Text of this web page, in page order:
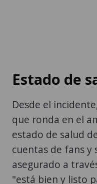
Estado de
Desde el
que ronda en el
estado de salud
cuentas de fans y
asegurado a
"está bien y listo